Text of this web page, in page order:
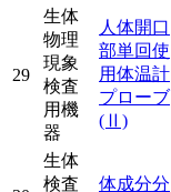
29
生体
物理
現象
検査
用機
器
人体開口
部単回使
用体温計
プローブ
(Ⅱ)
生体
検査
体成分分